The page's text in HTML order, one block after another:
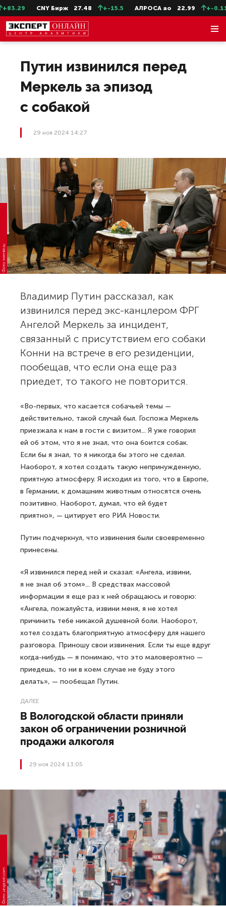
CNY Бирж 27.48 +-15.5 АЛРОСА ао 22.99 +-0.11
Путин извинился перед
Меркель за эпизод
с собакой
29 ноя 2024 14:27
Фото: kremlin.ru
Владимир Путин рассказал, как
извинился перед экс-канцлером ФРГ
Ангелой Меркель за инцидент,
связанный с присутствием его собаки
Конни на встрече в его резиденции,
пообещав, что если она еще раз
приедет, то такого не повторится.
«Во-первых, что касается собачьей темы —
действительно, такой случай был. Госпожа Меркель
приезжала к нам в гости с визитом... Я уже говорил
ей об этом, что я не знал, что она боится собак.
Если бы я знал, то я никогда бы этого не сделал.
Наоборот, я хотел создать такую непринужденную,
приятную атмосферу. Я исходил из того, что в Европе,
в Германии, к домашним животным относятся очень
позитивно. Наоборот, думал, что ей будет
приятно», — цитирует его РИА Новости.
Путин подчеркнул, что извинения были своевременно
принесены.
«Я извинился перед ней и сказал: «Ангела, извини,
я не знал об этом»... В средствах массовой
информации я еще раз к ней обращаюсь и говорю:
«Ангела, пожалуйста, извини меня, я не хотел
причинить тебе никакой душевной боли. Наоборот,
хотел создать благоприятную атмосферу для нашего
разговора. Приношу свои извинения. Если ты еще вдруг
когда-нибудь — я понимаю, что это маловероятно —
приедешь, то ни в коем случае не буду этого
делать», — пообещал Путин.
ДАЛЕЕ
В Вологодской области приняли
закон об ограничении розничной
продажи алкоголя
29 ноя 2024 13:05
Фото: unsplash.com